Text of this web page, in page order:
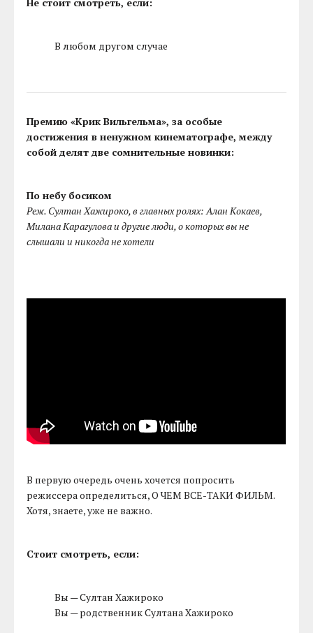
Не стоит смотреть, если:
В любом другом случае
Премию «Крик Вильгельма», за особые
достижения в ненужном кинематографе, между
собой делят две сомнительные новинки:
По небу босиком
Реж. Султан Хажироко, в главных ролях: Алан Кокаев,
Милана Карагулова и другие люди, о которых вы не
слышали и никогда не хотели
В первую очередь очень хочется попросить
режиссера определиться, О ЧЕМ ВСЕ-ТАКИ ФИЛЬМ.
Хотя, знаете, уже не важно.
Стоит смотреть, если:
Вы — Султан Хажироко
Вы — родственник Султана Хажироко